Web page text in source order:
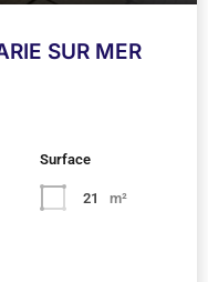
SUR MER
Surface
21 m²